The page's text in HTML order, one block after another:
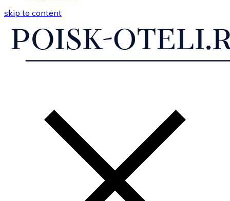
skip to content